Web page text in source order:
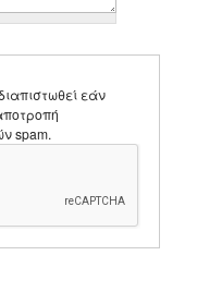
εάν
spam.